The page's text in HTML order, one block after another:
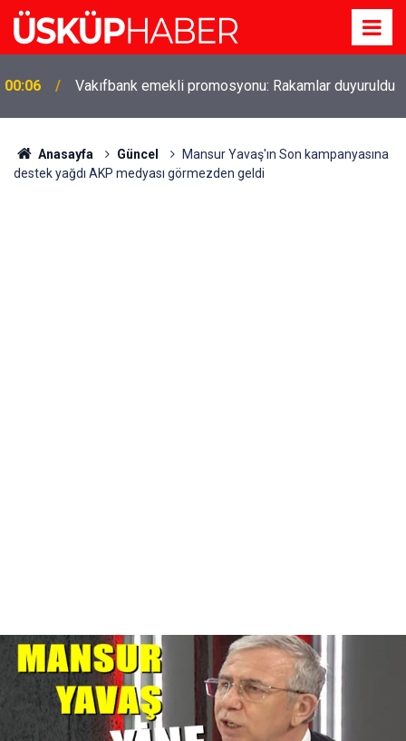
19:21
Gözde oldu! Hem köy hem mahalle hayatı iç içe!
İzmir'deki doğal semt
Anasayfa Güncel
Mansur Yavaş'ın Son kampanyasına
destek yağdı AKP medyası görmezden geldi